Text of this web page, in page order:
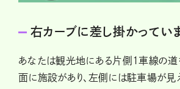
右カーブに差し掛かってい
あなたは観光地にある片側1車線の道
面に施設があり、左側には駐車場が見